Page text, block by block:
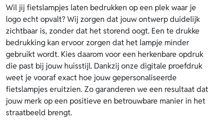
Wil jij fietslampjes laten bedrukken op een plek waar je
logo echt opvalt? Wij zorgen dat jouw ontwerp duidelijk
zichtbaar is, zonder dat het storend oogt. Een te drukke
bedrukking kan ervoor zorgen dat het lampje minder
gebruikt wordt. Kies daarom voor een herkenbare opdruk
die past bij jouw huisstijl. Dankzij onze digitale proefdruk
weet je vooraf exact hoe jouw gepersonaliseerde
fietslampjes eruitzien. Zo garanderen we een resultaat dat
jouw merk op een positieve en betrouwbare manier in het
straatbeeld brengt.